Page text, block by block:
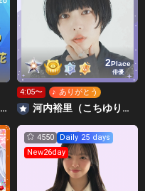
👑2次審査🌸佐々木里花❤️‍🔥 #ミスサークル2026
2Place
俳優
4:05〜 ♪ ありがとう
河内裕里（こちゆり🍚🍚）
4550
Daily 25 days
New26day